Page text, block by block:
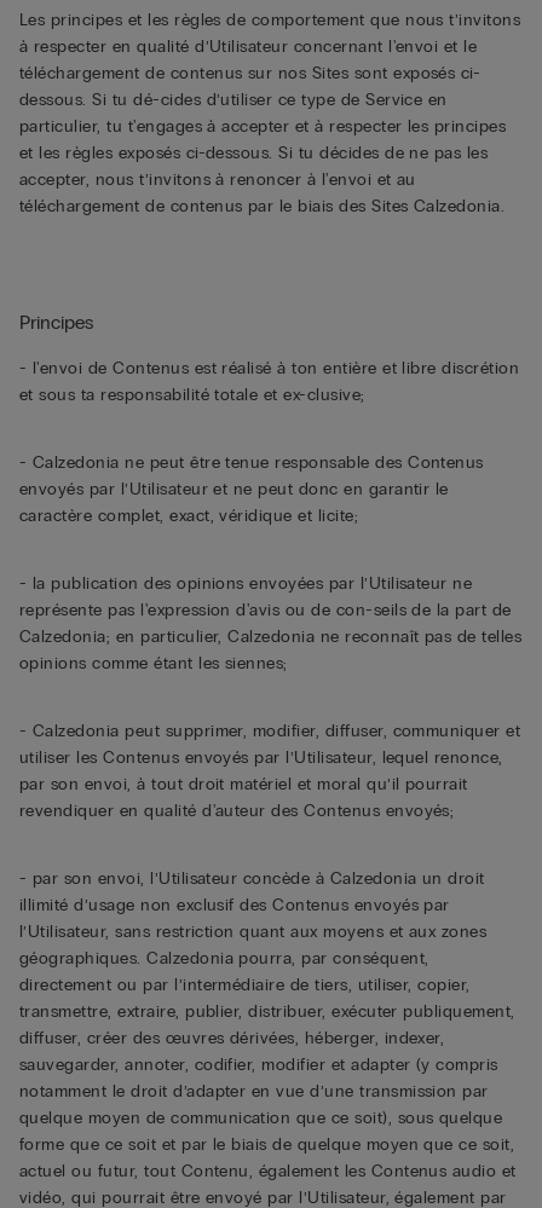
Les principes et les règles de comportement que nous t’invitons
à respecter en qualité d’Utilisateur concernant l'envoi et le
téléchargement de contenus sur nos Sites sont exposés ci-
dessous. Si tu dé-cides d’utiliser ce type de Service en
particulier, tu t'engages à accepter et à respecter les principes
et les règles exposés ci-dessous. Si tu décides de ne pas les
accepter, nous t’invitons à renoncer à l'envoi et au
téléchargement de contenus par le biais des Sites Calzedonia.
Principes
- l'envoi de Contenus est réalisé à ton entière et libre discrétion
et sous ta responsabilité totale et ex-clusive;
- Calzedonia ne peut être tenue responsable des Contenus
envoyés par l’Utilisateur et ne peut donc en garantir le
caractère complet, exact, véridique et licite;
- la publication des opinions envoyées par l’Utilisateur ne
représente pas l'expression d'avis ou de con-seils de la part de
Calzedonia; en particulier, Calzedonia ne reconnaît pas de telles
opinions comme étant les siennes;
- Calzedonia peut supprimer, modifier, diffuser, communiquer et
utiliser les Contenus envoyés par l’Utilisateur, lequel renonce,
par son envoi, à tout droit matériel et moral qu’il pourrait
revendiquer en qualité d'auteur des Contenus envoyés;
- par son envoi, l’Utilisateur concède à Calzedonia un droit
illimité d’usage non exclusif des Contenus envoyés par
l’Utilisateur, sans restriction quant aux moyens et aux zones
géographiques. Calzedonia pourra, par conséquent,
directement ou par l’intermédiaire de tiers, utiliser, copier,
transmettre, extraire, publier, distribuer, exécuter publiquement,
diffuser, créer des œuvres dérivées, héberger, indexer,
sauvegarder, annoter, codifier, modifier et adapter (y compris
notamment le droit d’adapter en vue d’une transmission par
quelque moyen de communication que ce soit), sous quelque
forme que ce soit et par le biais de quelque moyen que ce soit,
actuel ou futur, tout Contenu, également les Contenus audio et
vidéo, qui pourrait être envoyé par l’Utilisateur, également par